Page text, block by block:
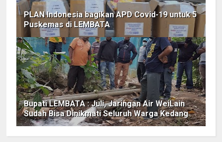
PLAN Indonesia bagikan APD Covid-19 untuk 5
Puskemas di LEMBATA
Bupati LEMBATA : Juli, Jaringan Air WeiLain
Sudah Bisa Dinikmati Seluruh Warga Kedang